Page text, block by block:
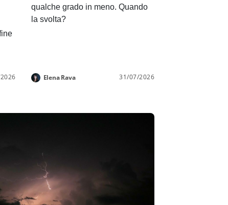
qualche grado in meno. Quando
la svolta?
Elena Rava 31/07/2026